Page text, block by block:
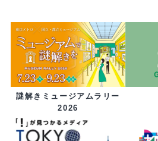
謎解きミュージアムラリー
2026